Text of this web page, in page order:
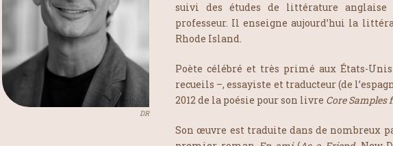
DR
suivi des études de littérature
professeur. Il enseigne aujourd’hui la
Rhode Island.
Poète célébré et très primé aux États-
recueils –, essayiste et traducteur (de
2012 de la poésie pour son livre Core
Son œuvre est traduite dans de nombreux